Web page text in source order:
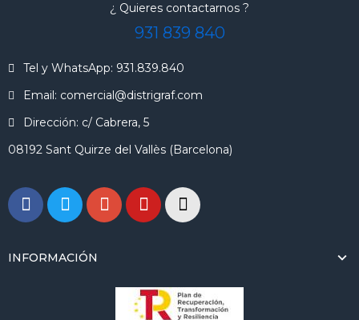
¿ Quieres contactarnos ?
931 839 840
Tel y WhatsApp: 931.839.840
Email: comercial@distrigraf.com
Dirección: c/ Cabrera, 5
08192 Sant Quirze del Vallès (Barcelona)
INFORMACIÓN